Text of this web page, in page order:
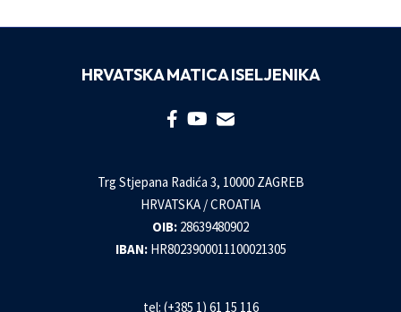
HRVATSKA MATICA ISELJENIKA
Trg Stjepana Radića 3, 10000 ZAGREB
HRVATSKA / CROATIA
OIB: 28639480902
IBAN: HR8023900011100021305
tel: (+385 1) 61 15 116